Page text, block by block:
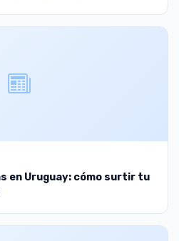
en Uruguay: cómo surtir tu